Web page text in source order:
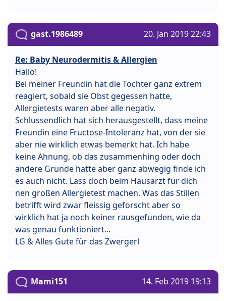
gast.1986489 20. Jan 2019 22:43
Re: Baby Neurodermitis & Allergien
Hallo!
Bei meiner Freundin hat die Tochter ganz extrem
reagiert, sobald sie Obst gegessen hatte,
Allergietests waren aber alle negativ.
Schlussendlich hat sich herausgestellt, dass meine
Freundin eine Fructose-Intoleranz hat, von der sie
aber nie wirklich etwas bemerkt hat. Ich habe
keine Ahnung, ob das zusammenhing oder doch
andere Gründe hatte aber ganz abwegig finde ich
es auch nicht. Lass doch beim Hausarzt für dich
nen großen Allergietest machen. Was das Stillen
betrifft wird zwar fleissig geforscht aber so
wirklich hat ja noch keiner rausgefunden, wie da
was genau funktioniert...
LG & Alles Gute für das Zwergerl
Mami151 14. Feb 2019 19:13